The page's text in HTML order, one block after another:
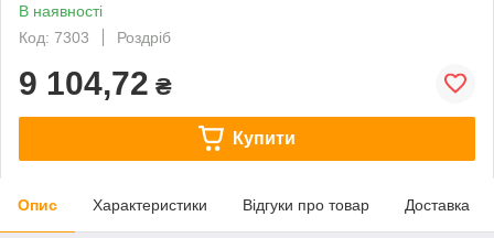
В наявності
Код: 7303
Роздріб
9 104,72 ₴
Купити
Опис Характеристики Відгуки про товар Доставка